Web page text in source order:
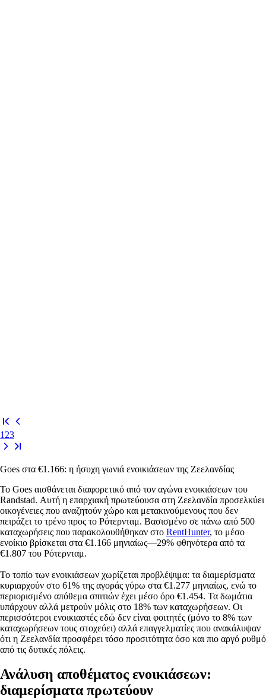
1 23
Goes στα €1.166: η ήσυχη γωνιά ενοικιάσεων της Ζεελανδίας
Το Goes αισθάνεται διαφορετικό από τον αγώνα ενοικιάσεων του
Randstad. Αυτή η επαρχιακή πρωτεύουσα στη Ζεελανδία προσελκύει
οικογένειες που αναζητούν χώρο και μετακινούμενους που δεν
πειράζει το τρένο προς το Ρότερνταμ. Βασισμένο σε πάνω από 500
καταχωρήσεις που παρακολουθήθηκαν στο RentHunter, το μέσο
ενοίκιο βρίσκεται στα €1.166 μηνιαίως—29% φθηνότερα από τα
€1.807 του Ρότερνταμ.
Το τοπίο των ενοικιάσεων χωρίζεται προβλέψιμα: τα διαμερίσματα
κυριαρχούν στο 61% της αγοράς γύρω στα €1.277 μηνιαίως, ενώ το
περιορισμένο απόθεμα σπιτιών έχει μέσο όρο €1.454. Τα δωμάτια
υπάρχουν αλλά μετρούν μόλις στο 18% των καταχωρήσεων. Οι
περισσότεροι ενοικιαστές εδώ δεν είναι φοιτητές (μόνο το 8% των
καταχωρήσεων τους στοχεύει) αλλά επαγγελματίες που ανακάλυψαν
ότι η Ζεελανδία προσφέρει τόσο προσιτότητα όσο και πιο αργό ρυθμό
από τις δυτικές πόλεις.
Ανάλυση αποθέματος ενοικιάσεων:
διαμερίσματα πρωτεύουν